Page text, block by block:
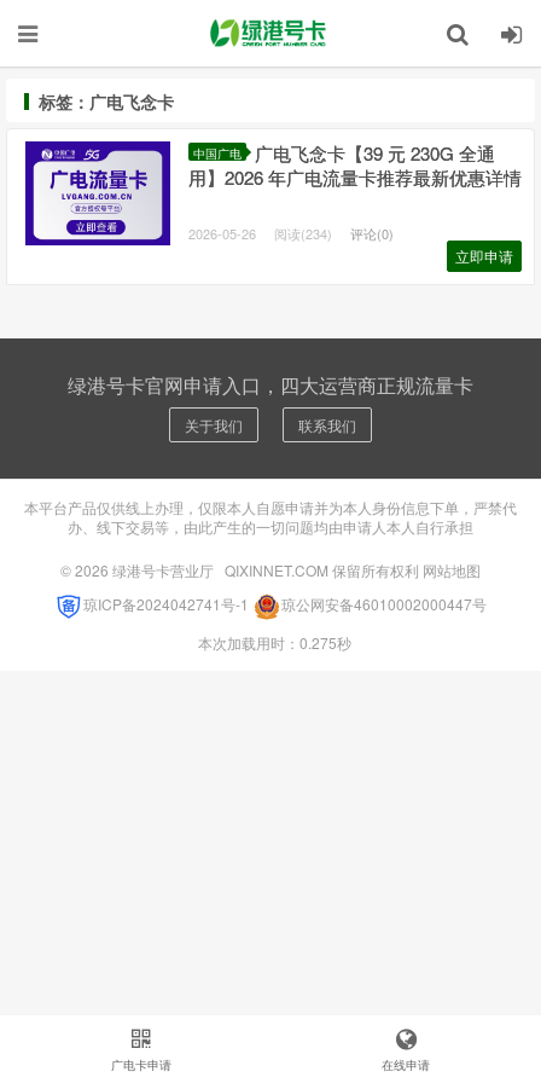
标签：广电飞念卡
中国广电
广电飞念卡【39 元 230G 全通
用】2026 年广电流量卡推荐最新优惠详情
2026-05-26 阅读(234) 评论(0)
立即申请
绿港号卡官网申请入口，四大运营商正规流量卡
关于我们 联系我们
本平台产品仅供线上办理，仅限本人自愿申请并为本人身份信息下单，严禁代
办、线下交易等，由此产生的一切问题均由申请人本人自行承担
© 2026 绿港号卡营业厅 QIXINNET.COM 保留所有权利 网站地图
琼ICP备2024042741号-1
琼公网安备46010002000447号
本次加载用时：0.275秒
广电卡申请 在线申请